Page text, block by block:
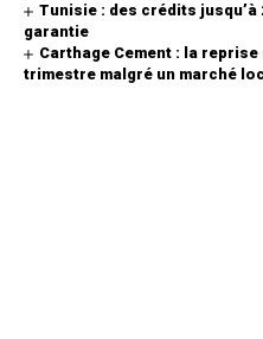
Tunisie : des crédits
garantie
Carthage Cement : la reprise
trimestre malgré un marché